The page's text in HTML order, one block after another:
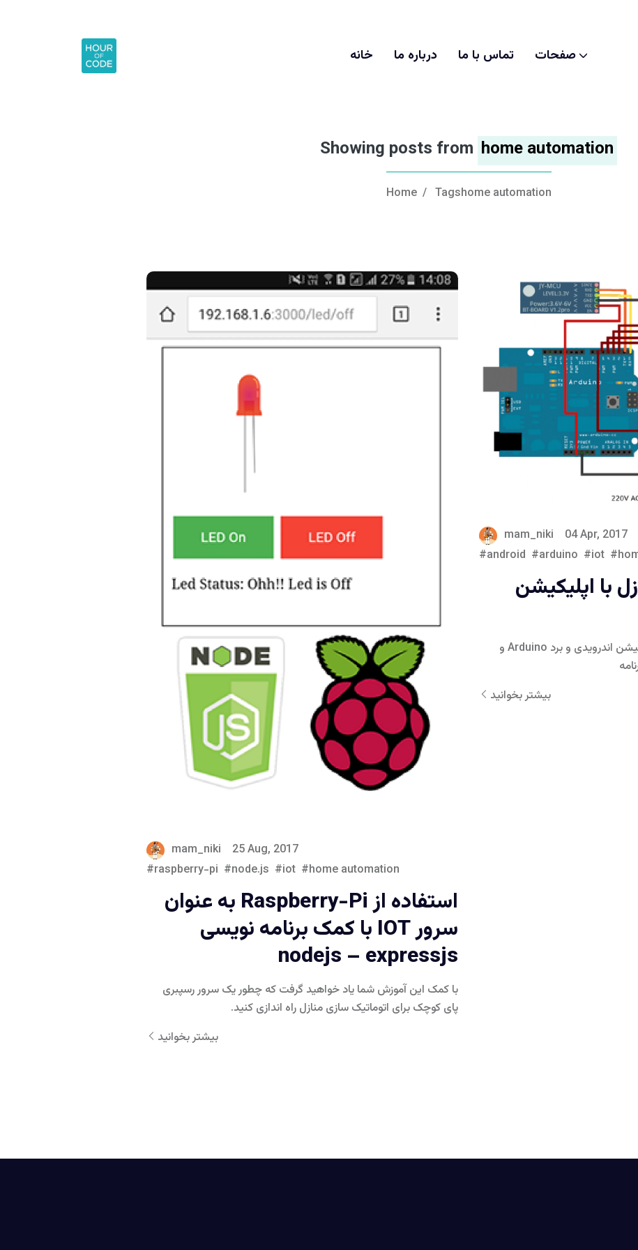
خانه درباره ما تماس با ما صفحات
Showing posts from home automation
Home / Tagshome automation
mam_niki
25 Aug, 2017
raspberry-pi
node.js iot home automation
استفاده از Raspberry-Pi به عنوان
سرور IOT با کمک برنامه نویسی
nodejs – expressjs
با کمک این آموزش شما یاد خواهید گرفت که چطور یک سرور رسپبری
پای کوچک برای اتوماتیک سازی منازل راه اندازی کنید.
بیشتر بخوانید
mam_niki
04 Apr, 2017
android
arduino iot
با اپلیکیشن
آموزش اتوماتیک سازی منازل با اپلیکیشن اندرویدی و برد Arduino و
بیشتر بخوانید